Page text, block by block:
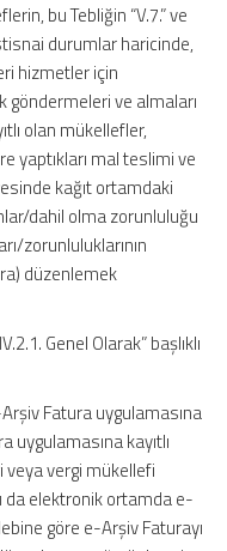
bu Tebliğin “V.7.” ve
durumlar haricinde,
hizmetler için
ve almaları
olan mükellefler,
yaptıkları mal teslimi ve
kağıt ortamdaki
dahil olma zorunluluğu
zorunluluklarının
düzenlemek
Genel Olarak” başlıklı
Fatura uygulamasına
kayıtlı
veya vergi mükellefi
da elektronik ortamda e-
göre e-Arşiv Faturayı